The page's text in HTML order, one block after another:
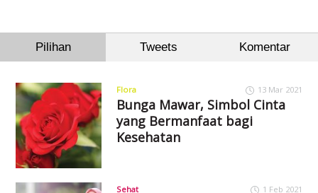
Pilihan Tweets Komentar
Flora 13 Mar 2021
Bunga Mawar, Simbol Cinta
yang Bermanfaat bagi
Kesehatan
Sehat 1 Feb 2021